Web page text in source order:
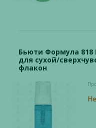
Бьюти Формула 818
для сухой/
флакон